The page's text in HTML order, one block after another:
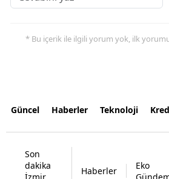
* Bu içerik ile ilgili yorum yok, ilk yorumu
Güncel Haberler Teknoloji
Son
dakika
İzmir
Haberler
Eko